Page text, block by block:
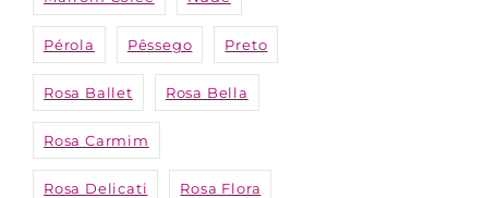
Pérola Pêssego Preto
Rosa Ballet Rosa Bella
Rosa Carmim
Rosa Delicati Rosa Flora